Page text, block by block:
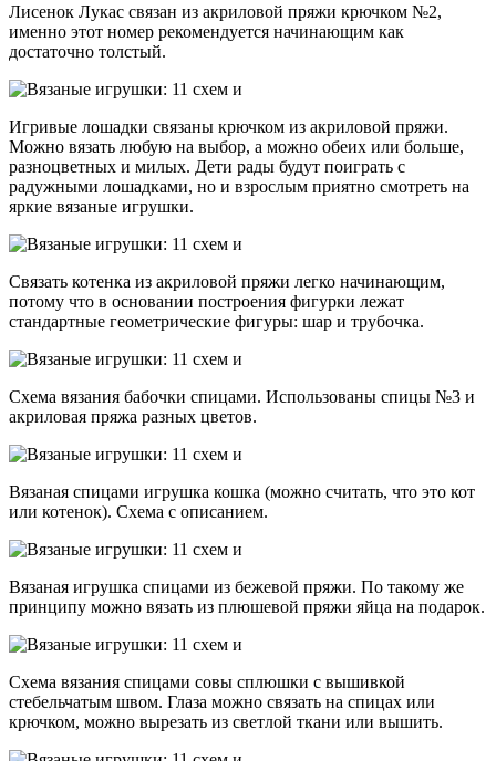
Лисенок Лукас связан из акриловой пряжи крючком №2,
именно этот номер рекомендуется начинающим как
достаточно толстый.
Игривые лошадки связаны крючком из акриловой пряжи.
Можно вязать любую на выбор, а можно обеих или больше,
разноцветных и милых. Дети рады будут поиграть с
радужными лошадками, но и взрослым приятно смотреть на
яркие вязаные игрушки.
Связать котенка из акриловой пряжи легко начинающим,
потому что в основании построения фигурки лежат
стандартные геометрические фигуры: шар и трубочка.
Схема вязания бабочки спицами. Использованы спицы №3 и
акриловая пряжа разных цветов.
Вязаная спицами игрушка кошка (можно считать, что это кот
или котенок). Схема с описанием.
Вязаная игрушка спицами из бежевой пряжи. По такому же
принципу можно вязать из плюшевой пряжи яйца на подарок.
Схема вязания спицами совы сплюшки с вышивкой
стебельчатым швом. Глаза можно связать на спицах или
крючком, можно вырезать из светлой ткани или вышить.